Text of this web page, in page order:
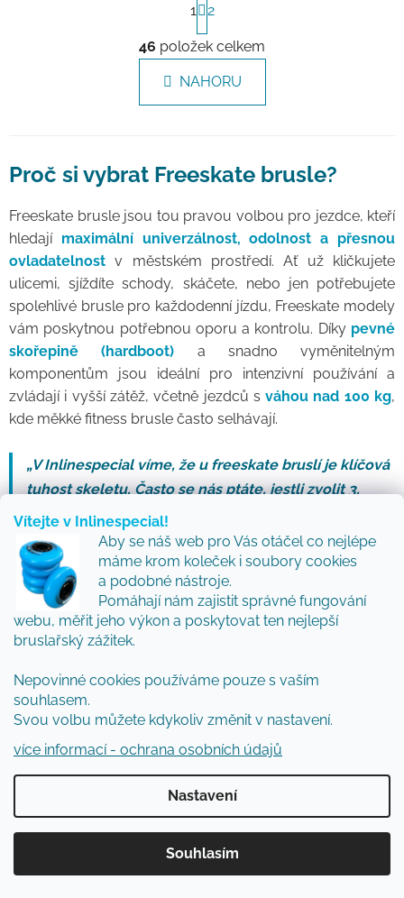
Vítejte v Inlinespecial!
Aby se náš web pro Vás otáčel co nejlépe
máme krom koleček i soubory cookies
a podobné nástroje.
Pomáhají nám zajistit správné fungování
webu, měřit jeho výkon a poskytovat ten nejlepší
bruslařský zážitek.
Nepovinné cookies používáme pouze s vaším
souhlasem.
Svou volbu můžete kdykoliv změnit v nastavení.
více informací - ochrana osobních údajů
Nastavení
Souhlasím
Ovládací prvky výpisu
1 2
46 položek celkem
NAHORU
Proč si vybrat Freeskate brusle?
Freeskate brusle jsou tou pravou volbou pro jezdce, kteří
hledají maximální univerzálnost, odolnost a přesnou
ovladatelnost v městském prostředí. Ať už kličkujete
ulicemi, sjíždíte schody, skáčete, nebo jen potřebujete
spolehlivé brusle pro každodenní jízdu, Freeskate modely
vám poskytnou potřebnou oporu a kontrolu. Díky pevné
skořepině (hardboot) a snadno vyměnitelným
komponentům jsou ideální pro intenzivní používání a
zvládají i vyšší zátěž, včetně jezdců sváhou nad 100 kg,
kde měkké fitness brusle často selhávají.
„V Inlinespecial víme, že u freeskate bruslí je klíčová
tuhost skeletu. Často se nás ptáte, jestli zvolit 3,
nebo 4 kolečka. Naše zkušenost z testování je
taková, že pro rychlý přesun městem vítězí
3x110mm, ale pro maximální kontrolu a slalom
nedáme dopustit na 4x80mm.“
Martin doporučuje:
Pokud máte normální až užší nohu,
doporučujiPowerslide Next. Přenos síly
díky Trinity systému je prostě znát a velkou
Sám je jezdím jak ve variantě 4x90 tak 3x110
mm."